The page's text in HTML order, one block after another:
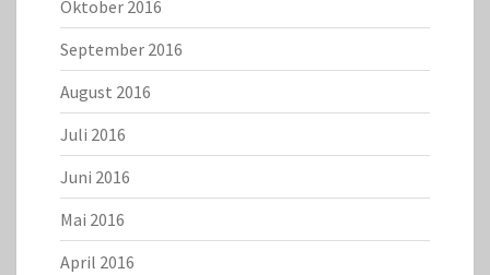
Oktober 2016
September 2016
August 2016
Juli 2016
Juni 2016
Mai 2016
April 2016